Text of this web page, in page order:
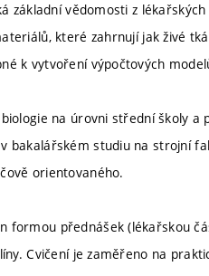
základní vědomosti z
které zahrnují jak živé
k vytvoření výpočtových
na úrovni střední školy
bakalářském studiu na strojní
orientovaného.
formou přednášek (lékařskou
Cvičení je zaměřeno na